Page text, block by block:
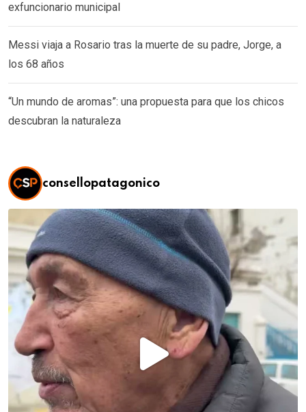
exfuncionario municipal
Messi viaja a Rosario tras la muerte de su padre, Jorge, a
los 68 años
“Un mundo de aromas”: una propuesta para que los chicos
descubran la naturaleza
consellopatagonico